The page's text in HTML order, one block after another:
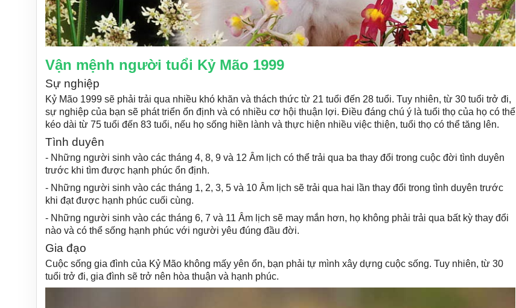
Vận mệnh người tuổi Kỷ Mão 1999
Sự nghiệp
Kỷ Mão 1999 sẽ phải trải qua nhiều khó khăn và thách thức từ 21 tuổi đến 28 tuổi. Tuy nhiên, từ 30 tuổi trở đi,
sự nghiệp của bạn sẽ phát triển ổn định và có nhiều cơ hội thuận lợi. Điều đáng chú ý là tuổi thọ của họ có thể
kéo dài từ 75 tuổi đến 83 tuổi, nếu họ sống hiền lành và thực hiện nhiều việc thiện, tuổi thọ có thể tăng lên.
Tình duyên
- Những người sinh vào các tháng 4, 8, 9 và 12 Âm lịch có thể trải qua ba thay đổi trong cuộc đời tình duyên
trước khi tìm được hạnh phúc ổn định.
- Những người sinh vào các tháng 1, 2, 3, 5 và 10 Âm lịch sẽ trải qua hai lần thay đổi trong tình duyên trước
khi đạt được hạnh phúc cuối cùng.
- Những người sinh vào các tháng 6, 7 và 11 Âm lịch sẽ may mắn hơn, họ không phải trải qua bất kỳ thay đổi
nào và có thể sống hạnh phúc với người yêu đúng đầu đời.
Gia đạo
Cuộc sống gia đình của Kỷ Mão không mấy yên ổn, bạn phải tự mình xây dựng cuộc sống. Tuy nhiên, từ 30
tuổi trở đi, gia đình sẽ trở nên hòa thuận và hạnh phúc.